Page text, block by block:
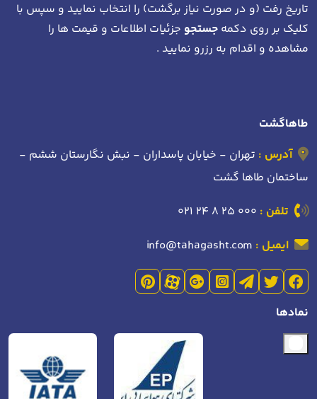
تاریخ رفت (و در صورت نیاز برگشت) را انتخاب نمایید و سپس با
کلیک بر روی دکمه جستجو جزئیات اطلاعات و قیمت ها را
مشاهده و اقدام به رزرو نمایید .
طاهاگشت
آدرس : تهران - خیابان پاسداران - نبش نگارستان ششم -
ساختمان طاها گشت
تلفن : 021 24 8 25 000
ایمیل : info@tahagasht.com
نمادها